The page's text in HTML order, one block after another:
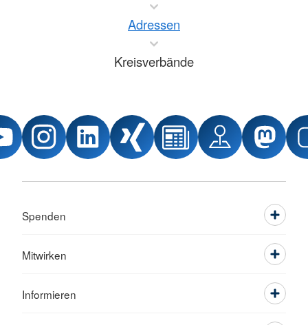
Adressen
Kreisverbände
Spenden
Mitwirken
Informieren